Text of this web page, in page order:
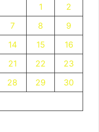
1
2
7 8
9
14 15
16
21 22
23
28 29
30